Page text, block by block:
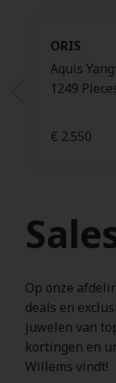
ORIS
Aquis
1249
€ 2.550
charm 9kt
Op onze
deals en
juwelen van
kortingen en
Willems vindt!